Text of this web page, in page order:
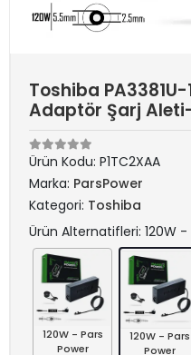
Toshiba PA3381U-
Adaptör Şarj
Ürün Kodu: P1TC2XAA
Marka: ParsPower
Kategori: Toshiba
Ürün Alternatifleri: 120W -
120W - Pars
Power
120W - Pars
Power